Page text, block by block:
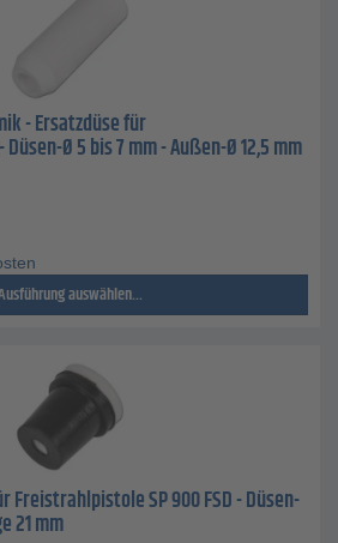
- Ersatzdüse für
Ø 5 bis 7 mm - Außen-Ø 12,5 mm
auswählen...
Freistrahlpistole SP 900 FSD - Düsen-
21 mm